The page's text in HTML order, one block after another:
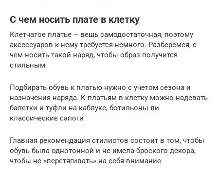
С чем носить плате в клетку
Клетчатое платье – вещь самодостаточная, поэтому
аксессуаров к нему требуется немного. Разберемся, с
чем носить такой наряд, чтобы образ получится
стильным.
Подбирать обувь к платью нужно с учетом сезона и
назначения наряда. К платьям в клетку можно надевать
балетки и туфли на каблуке, ботильоны ли
классические сапоги
Главная рекомендация стилистов состоит в том, чтобы
обувь была однотонной и не имела броского декора,
чтобы не «перетягивать» на себя внимание